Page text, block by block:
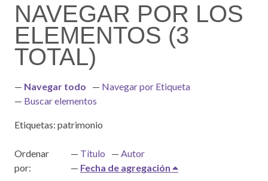
NAVEGAR POR LOS
ELEMENTOS (3
TOTAL)
Navegar todo
Navegar por Etiqueta
Buscar elementos
Etiquetas: patrimonio
Ordenar
por:
Título
Autor
Fecha de agregación